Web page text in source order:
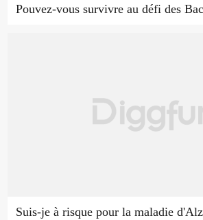
Pouvez-vous survivre au défi des
Suis-je à risque pour la maladie